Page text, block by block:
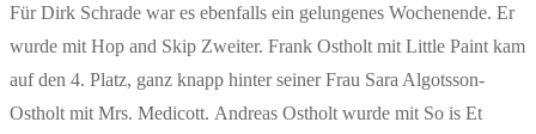
Für Dirk Schrade war es ebenfalls ein gelungenes Wochenende. Er
wurde mit Hop and Skip Zweiter. Frank Ostholt mit Little Paint kam
auf den 4. Platz, ganz knapp hinter seiner Frau Sara Algotsson-
Ostholt mit Mrs. Medicott. Andreas Ostholt wurde mit So is Et